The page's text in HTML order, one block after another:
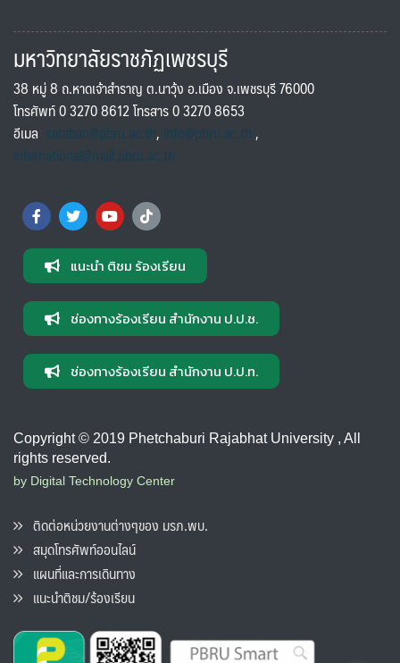
มหาวิทยาลัยราชภัฏเพชรบุรี
38 หมู่ 8 ถ.หาดเจ้าสำราญ ต.นาวุ้ง อ.เมือง จ.เพชรบุรี 76000
โทรศัพท์ 0 3270 8612 โทรสาร 0 3270 8653
อีเมล saraban@pbru.ac.th, info@pbru.ac.th,
international@mail.pbru.ac.th
แนะนำ ติชม ร้องเรียน
ช่องทางร้องเรียน สำนักงาน ป.ป.ช.
ช่องทางร้องเรียน สำนักงาน ป.ป.ท.
Copyright © 2019 Phetchaburi Rajabhat University , All
rights reserved.
by Digital Technology Center
ติดต่อหน่วยงานต่างๆของ มรภ.พบ.
สมุดโทรศัพท์ออนไลน์
แผนที่และการเดินทาง
แนะนำติชม/ร้องเรียน